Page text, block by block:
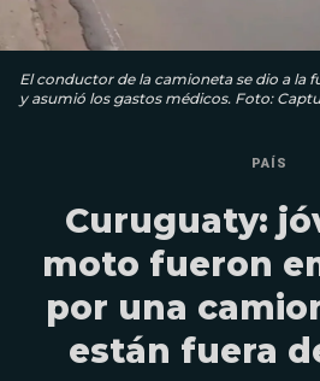
El conductor de la camioneta se dio a la
y asumió los gastos médicos. Foto:
PAÍS
Curuguaty:
moto fueron
por una
están fuera